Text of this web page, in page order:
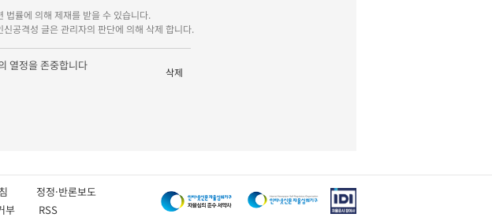
법률에 의해 제재를 받을 수 있습니다.
공격성 글은 관리자의 판단에 의해 삭제 합니다.
열정을 존중합니다 삭제
방침 정정·반론보도
부 RSS